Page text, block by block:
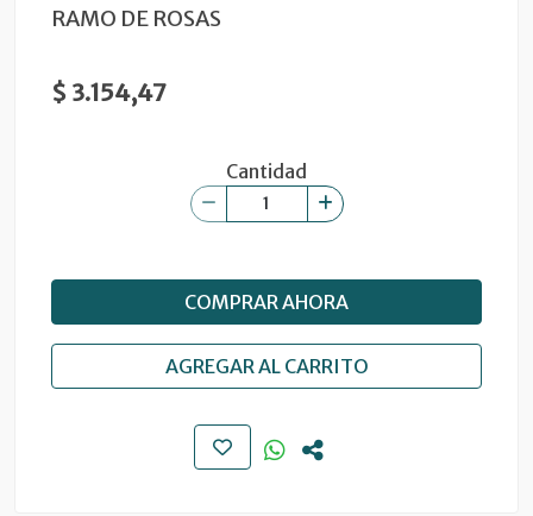
RAMO DE ROSAS
$ 3.154,47
Cantidad
COMPRAR AHORA
AGREGAR AL CARRITO